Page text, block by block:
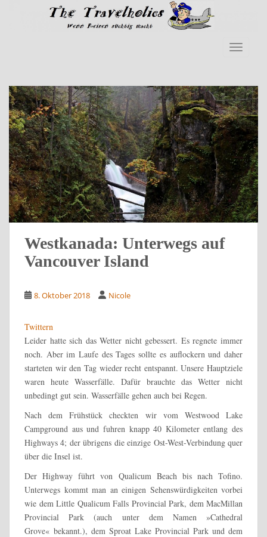
Skip to main content
Westkanada: Unterwegs auf
Vancouver Island
8. Oktober 2018 Nicole
Twittern
Leider hatte sich das Wetter nicht gebessert. Es regnete immer
noch. Aber im Laufe des Tages sollte es auflockern und daher
starteten wir den Tag wieder recht entspannt. Unsere Hauptziele
waren heute Wasserfälle. Dafür brauchte das Wetter nicht
unbedingt gut sein. Wasserfälle gehen auch bei Regen.
Nach dem Frühstück checkten wir vom Westwood Lake
Campground aus und fuhren knapp 40 Kilometer entlang des
Highways 4; der übrigens die einzige Ost-West-Verbindung quer
über die Insel ist.
Der Highway führt von Qualicum Beach bis nach Tofino.
Unterwegs kommt man an einigen Sehenswürdigkeiten vorbei
wie dem Little Qualicum Falls Provincial Park, dem MacMillan
Provincial Park (auch unter dem Namen »Cathedral
Grove« bekannt.), dem Sproat Lake Provincial Park und dem